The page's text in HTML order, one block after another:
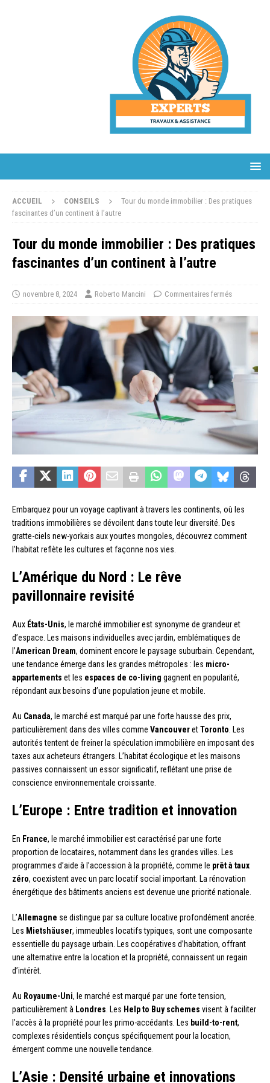
ACCUEIL CONSEILS
Tour du monde immobilier : Des pratiques
fascinantes d’un continent à l’autre
Tour du monde immobilier : Des pratiques
fascinantes d’un continent à l’autre
novembre 8, 2024 Roberto Mancini Commentaires fermés
Embarquez pour un voyage captivant à travers les continents, où les
traditions immobilières se dévoilent dans toute leur diversité. Des
gratte-ciels new-yorkais aux yourtes mongoles, découvrez comment
l’habitat reflète les cultures et façonne nos vies.
L’Amérique du Nord : Le rêve
pavillonnaire revisité
Aux États-Unis, le marché immobilier est synonyme de grandeur et
d’espace. Les maisons individuelles avec jardin, emblématiques de
l’American Dream, dominent encore le paysage suburbain. Cependant,
une tendance émerge dans les grandes métropoles : les micro-
appartements et les espaces de co-living gagnent en popularité,
répondant aux besoins d’une population jeune et mobile.
Au Canada, le marché est marqué par une forte hausse des prix,
particulièrement dans des villes comme VancouveretToronto . Les
autorités tentent de freiner la spéculation immobilière en imposant des
taxes aux acheteurs étrangers. L’habitat écologique et les maisons
passives connaissent un essor significatif, reflétant une prise de
conscience environnementale croissante.
L’Europe : Entre tradition et innovation
En France, le marché immobilier est caractérisé par une forte
proportion de locataires, notamment dans les grandes villes. Les
programmes d’aide à l’accession à la propriété, comme le prêt à taux
zéro, coexistent avec un parc locatif social important. La rénovation
énergétique des bâtiments anciens est devenue une priorité nationale.
L’Allemagne se distingue par sa culture locative profondément ancrée.
Les Mietshäuser, immeubles locatifs typiques, sont une composante
essentielle du paysage urbain. Les coopératives d’habitation, offrant
une alternative entre la location et la propriété, connaissent un regain
d’intérêt.
Au Royaume-Uni, le marché est marqué par une forte tension,
particulièrement à Londres . Les Help to Buy schemes visent à faciliter
l’accès à la propriété pour les primo-accédants. Les build-to-rent,
complexes résidentiels conçus spécifiquement pour la location,
émergent comme une nouvelle tendance.
L’Asie : Densité urbaine et innovations